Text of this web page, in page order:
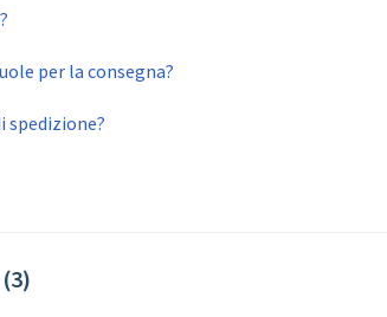
per la consegna?
spedizione?